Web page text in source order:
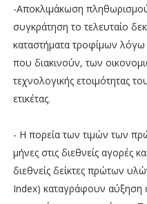
-Αποκλιμάκωση
συγκράτηση το τελευταίο
καταστήματα τροφίμων
που διακινούν, των
τεχνολογικής ετοιμότητας
ετικέτας.
- Η πορεία των τιμών των
μήνες στις διεθνείς αγορές
διεθνείς δείκτες πρώτων
Index) καταγράφουν αύξηση